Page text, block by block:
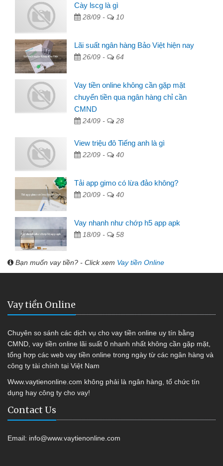
Cày lscg là gì
28/09 - 10
Lãi suất ngân hàng Bảo Việt hiện nay
26/09 - 64
Vay tiền online không cần gặp mặt
chuyển tiền qua ngân hàng chỉ cần
CMND
24/09 - 28
View triệu đô Tiếng anh là gì
22/09 - 40
Tải app gimo có lừa đảo không?
20/09 - 40
Vay nhanh như chớp h5 app apk
18/09 - 58
Bạn muốn vay tiền? - Click xem Vay tiền Online
Vay tiền Online
Chuyên so sánh các dịch vụ cho vay tiền online uy tín bằng
CMND, vay tiền online lãi suất 0 nhanh nhất không cần gặp mặt,
tổng hợp các web vay tiền online trong ngày từ các ngân hàng và
công ty tài chính tại Việt Nam
Www.vaytienonline.com không phải là ngân hàng, tổ chức tín
dụng hay công ty cho vay!
Contact Us
Email: info@www.vaytienonline.com